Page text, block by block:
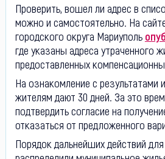
Проверить, вошел ли адрес в
можно и самостоятельно. На
городского округа Мариуполь
где указаны адреса утраченного
предоставленных
На ознакомление с результатами
жителям дают 30 дней. За это
подтвердить согласие на
отказаться от предложенного
Порядок дальнейших действий